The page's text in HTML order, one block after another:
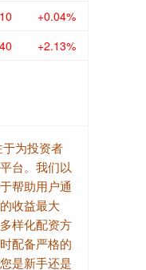
+0.04%
+2.13%
为投资者
台。我们以
帮助用户通
收益最大
样化配资方
配备严格的
是新手还是